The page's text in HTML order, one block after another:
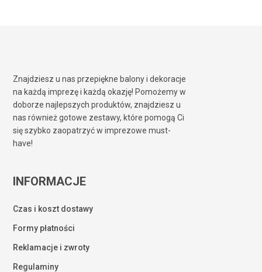
Znajdziesz u nas przepiękne balony i dekoracje
na każdą imprezę i każdą okazję! Pomożemy w
doborze najlepszych produktów, znajdziesz u
nas również gotowe zestawy, które pomogą Ci
się szybko zaopatrzyć w imprezowe must-
have!
INFORMACJE
Czas i koszt dostawy
Formy płatności
Reklamacje i zwroty
Regulaminy